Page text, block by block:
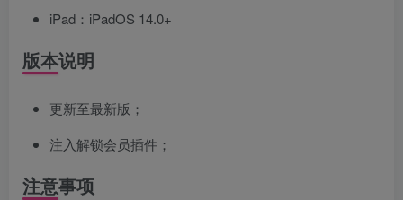
iPad：iPadOS 14.0+
版本说明
更新至最新版；
注入解锁会员插件；
注意事项